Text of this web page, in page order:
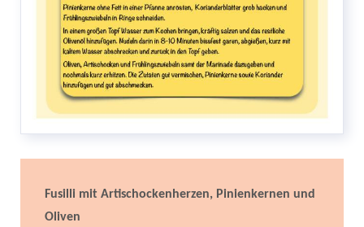
Fusilli mit Artischockenherzen, Pinienkernen und
Oliven